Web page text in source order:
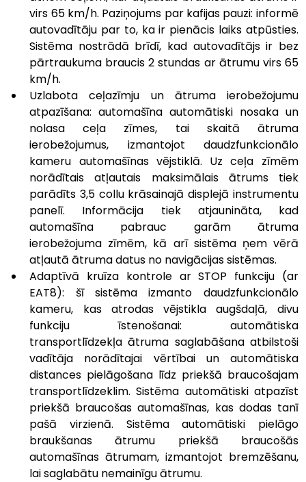
virs 65 km/h. Paziņojums par kafijas pauzi: informē
autovadītāju par to, ka ir pienācis laiks atpūsties.
Sistēma nostrādā brīdī, kad autovadītājs ir bez
pārtraukuma braucis 2 stundas ar ātrumu virs 65
km/h.
Uzlabota ceļazīmju un ātruma ierobežojumu
atpazīšana: automašīna automātiski nosaka un
nolasa ceļa zīmes, tai skaitā ātruma
ierobežojumus, izmantojot daudzfunkcionālo
kameru automašīnas vējstiklā. Uz ceļa zīmēm
norādītais atļautais maksimālais ātrums tiek
parādīts 3,5 collu krāsainajā displejā instrumentu
panelī. Informācija tiek atjaunināta, kad
automašīna pabrauc garām ātruma
ierobežojuma zīmēm, kā arī sistēma ņem vērā
atļautā ātruma datus no navigācijas sistēmas.
Adaptīvā kruīza kontrole ar STOP funkciju (ar
EAT8): šī sistēma izmanto daudzfunkcionālo
kameru, kas atrodas vējstikla augšdaļā, divu
funkciju īstenošanai: automātiska
transportlīdzekļa ātruma saglabāšana atbilstoši
vadītāja norādītajai vērtībai un automātiska
distances pielāgošana līdz priekšā braucošajam
transportlīdzeklim. Sistēma automātiski atpazīst
priekšā braucošas automašīnas, kas dodas tanī
pašā virzienā. Sistēma automātiski pielāgo
braukšanas ātrumu priekšā braucošās
automašīnas ātrumam, izmantojot bremzēšanu,
lai saglabātu nemainīgu ātrumu.